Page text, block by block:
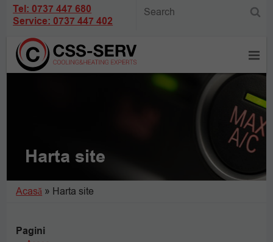
Tel: 0737 447 680
Service: 0737 447 402
Harta site
Acasă » Harta site
Pagini